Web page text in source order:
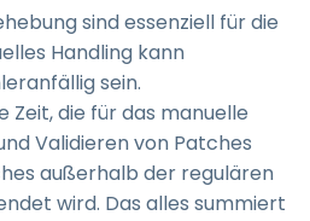
sind essenziell für die
Handling kann
sein.
Zeit, die für das manuelle
Validieren von Patches
außerhalb der regulären
wird. Das alles summiert